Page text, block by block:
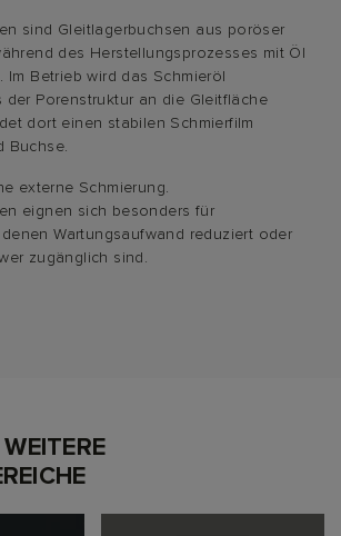
sind Gleitlagerbuchsen aus poröser
des Herstellungsprozesses mit Öl
Im Betrieb wird das Schmieröl
der Porenstruktur an die Gleitfläche
dort einen stabilen Schmierfilm
Buchse.
externe Schmierung.
eignen sich besonders für
Wartungsaufwand reduziert oder
zugänglich sind.